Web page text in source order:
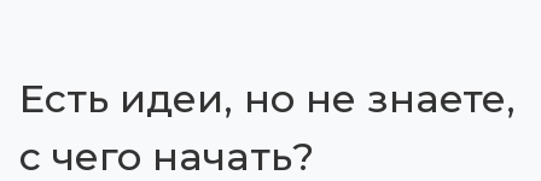
Есть идеи, но не знаете,
с чего начать?